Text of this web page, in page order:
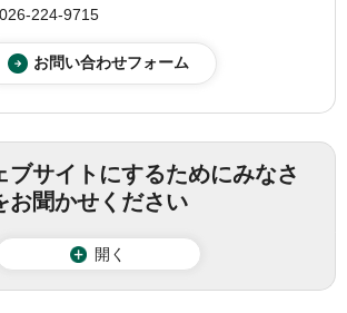
224-9715
ブサイトにするためにみなさ
お聞かせください
開く